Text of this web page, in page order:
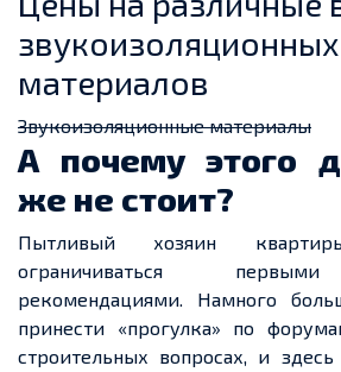
звукоизоляционных
материалов
Звукоизоляционные материалы
А почему этого
же не стоит?
Пытливый хозяин
ограничиваться
рекомендациями. Намного
принести «прогулка» по
строительных вопросах, и